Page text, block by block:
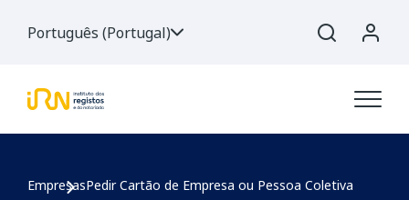
Português (Portugal)
EmpresasPedir Cartão de Empresa ou Pessoa Coletiva